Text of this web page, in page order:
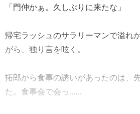
「門仲かぁ。久しぶりに来たな」
帰宅ラッシュのサラリーマンで溢れ
がら、独り言を呟く。
拓郎から食事の誘いがあったのは、
た。食事会で会っ......